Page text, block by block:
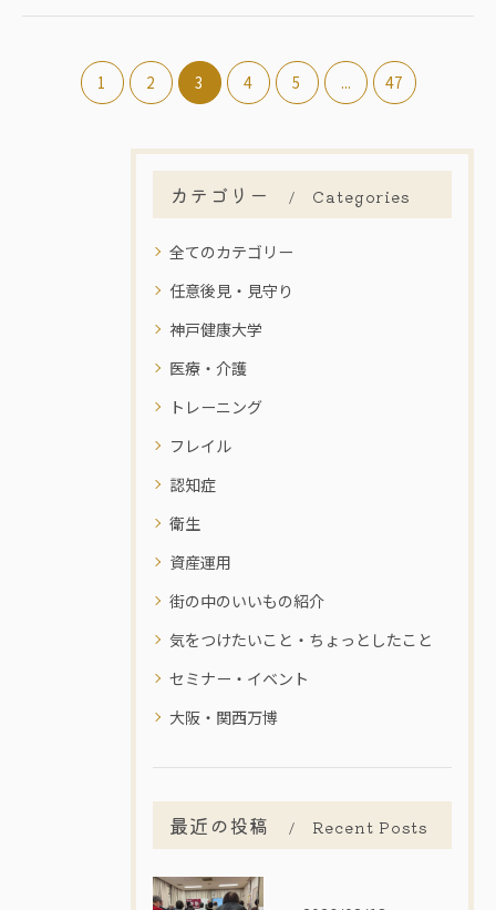
1 2 3 4 5 ... 47
カテゴリー Categories
全てのカテゴリー
任意後見・見守り
神戸健康大学
医療・介護
トレーニング
フレイル
認知症
衛生
資産運用
街の中のいいもの紹介
気をつけたいこと・ちょっとしたこと
セミナー・イベント
大阪・関西万博
最近の投稿 Recent Posts